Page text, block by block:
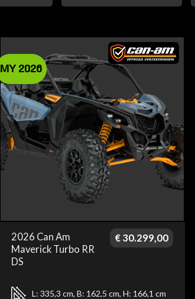
MY 2026
2026 Can Am
Maverick Turbo RR
DS
€ 30.299,00
L: 335,3 cm, B: 162,5 cm, H: 166,1 cm